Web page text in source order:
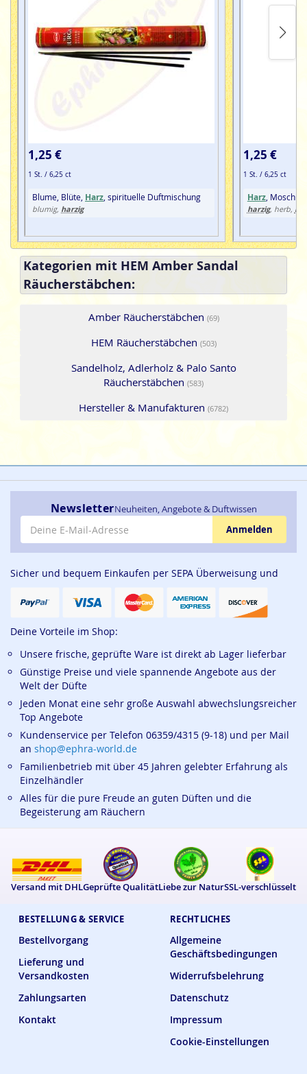
1,25 €
1 St. / 6,25 ct
Blume, Blüte, Harz , spirituelle Duftmischung
blumig, harzig
1,25 €
1 St. / 6,25 ct
Harz,
harzig, herb,
Kategorien mit HEM Amber Sandal
Räucherstäbchen:
Amber Räucherstäbchen (69)
HEM Räucherstäbchen (503)
Sandelholz, Adlerholz & Palo Santo
Räucherstäbchen (583)
Hersteller & Manufakturen (6782)
BESTELLUNG & SERVICE
Bestellvorgang
Lieferung und
Versandkosten
Zahlungsarten
Kontakt
RECHTLICHES
Allgemeine
Geschäftsbedingungen
Widerrufsbelehrung
Datenschutz
Impressum
Cookie-Einstellungen
NewsletterNeuheiten, Angebote & Duftwissen
E-Mail-Adresse
Anmelden
Sicher und bequem Einkaufen per SEPA Überweisung und
Deine Vorteile im Shop:
Unsere frische, geprüfte Ware ist direkt ab Lager lieferbar
Günstige Preise und viele spannende Angebote aus der
Welt der Düfte
Jeden Monat eine sehr große Auswahl abwechslungsreicher
Top Angebote
Kundenservice per Telefon 06359/4315 (9-18) und per Mail
an shop@ephra-world.de
Familienbetrieb mit über 45 Jahren gelebter Erfahrung als
Einzelhändler
Alles für die pure Freude an guten Düften und die
Begeisterung am Räuchern
Versand mit DHLGeprüfte QualitätLiebe zur NaturSSL-verschlüsselt